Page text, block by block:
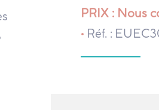
PRIX : Nous
• Réf. :